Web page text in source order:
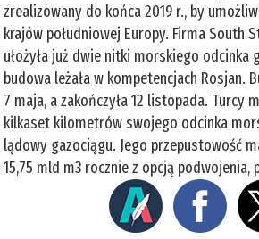
zrealizowany do końca 2019 r., by
krajów południowej Europy. Firma South
ułożyła już dwie nitki morskiego odcinka
budowa leżała w kompetencjach Rosjan.
7 maja, a zakończyła 12 listopada. Turcy
kilkaset kilometrów swojego odcinka
lądowy gazociągu. Jego przepustowość
15,75 mld m3 rocznie z opcją podwojenia,